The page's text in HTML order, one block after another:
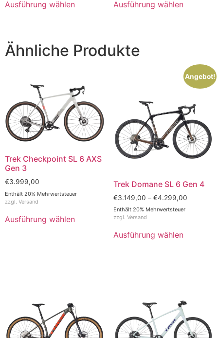
Ausführung wählen Ausführung wählen
Ähnliche Produkte
Trek Checkpoint SL 6 AXS
Gen 3
€3.999,00
Enthält 20% Mehrwertsteuer
zzgl. Versand
Ausführung wählen
Angebot!
Trek Domane SL 6 Gen 4
€3.149,00 – €4.299,00
Enthält 20% Mehrwertsteuer
zzgl. Versand
Ausführung wählen